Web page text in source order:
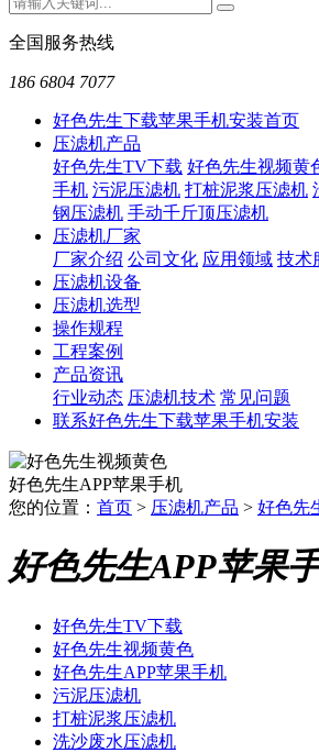
全国服务热线
186 6804 7077
好色先生下载苹果手机安装首页
压滤机产品
好色先生TV下载 好色先生视频黄
手机 污泥压滤机 打桩泥浆压滤机
钢压滤机 手动千斤顶压滤机
压滤机厂家
厂家介绍 公司文化 应用领域 技术
压滤机设备
压滤机选型
操作规程
工程案例
产品资讯
行业动态 压滤机技术 常见问题
联系好色先生下载苹果手机安装
好色先生APP苹果手机
您的位置： 首页 > 压滤机产品 > 好色先
好色先生APP苹果
好色先生TV下载
好色先生视频黄色
好色先生APP苹果手机
污泥压滤机
打桩泥浆压滤机
洗沙废水压滤机